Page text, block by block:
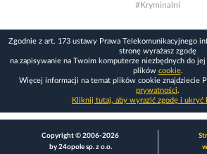
#Kryminalni
Zgodnie z art. 173 ustawy Prawa Telekomunikacyjnego
stronę wyrażasz zgodę
na zapisywanie na Twoim komputerze niezbędnych do
plików cookie.
Więcej informacji na temat plików cookie znajdziecie
prywatności.
Kliknij tutaj, aby wyrazić zgodę i ukryć
Copyright © 2006-2026
by 24opole sp. z o.o.